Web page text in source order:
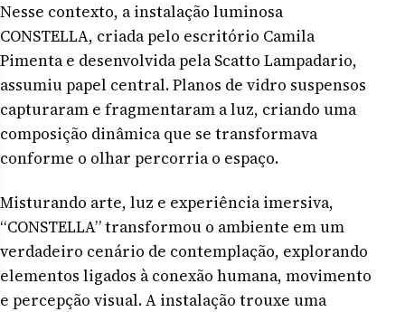
Nesse contexto, a instalação luminosa
CONSTELLA, criada pelo escritório Camila
Pimenta e desenvolvida pela Scatto Lampadario,
assumiu papel central. Planos de vidro suspensos
capturaram e fragmentaram a luz, criando uma
composição dinâmica que se transformava
conforme o olhar percorria o espaço.
Misturando arte, luz e experiência imersiva,
“CONSTELLA” transformou o ambiente em um
verdadeiro cenário de contemplação, explorando
elementos ligados à conexão humana, movimento
e percepção visual. A instalação trouxe uma